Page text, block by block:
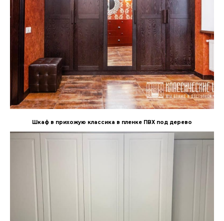
Шкаф в прихожую классика в пленке ПВХ под дерево